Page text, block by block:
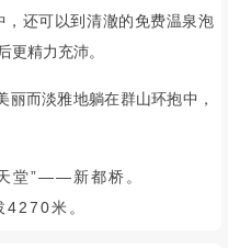
，金黄的柏杨，山峦连绵起
的光晕，播撒人间。